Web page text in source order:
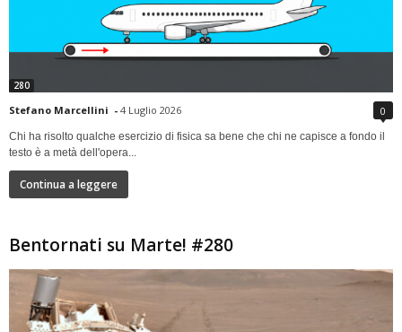
280
Stefano Marcellini - 4 Luglio 2026 0
Chi ha risolto qualche esercizio di fisica sa bene che chi ne capisce a fondo il
testo è a metà dell'opera...
Continua a leggere
Bentornati su Marte! #280